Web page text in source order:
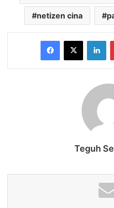
netizen cina
Facebook
X
Teguh